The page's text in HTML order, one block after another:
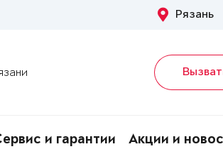
Рязань
и гарантии Акции и